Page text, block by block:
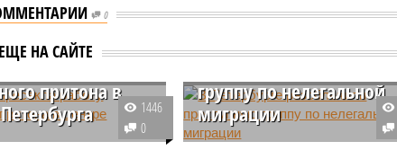
0
ЕЩЕ НА САЙТЕ
пресекла работу
притона в
на Невском
1446
0
В Петербурге
группу по нелегальной
миграции
В Санкт-Петербурге завершено